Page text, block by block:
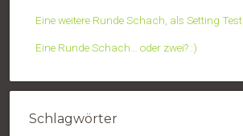
Eine weitere Runde Schach, als Setting Test
Eine Runde Schach… oder zwei? :)
Schlagwörter